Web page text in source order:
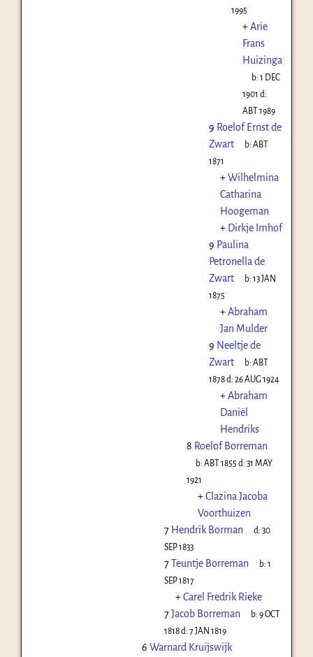
1995
+Arie
Frans
Huizinga
b:1 DEC
1901 d:
ABT 1989
9 Roelof Ernst de
Zwart
b:ABT
1871
+Wilhelmina
Catharina
Hoogeman
+ Dirkje Imhof
9 Paulina
Petronella de
Zwart
b:13 JAN
1875
+Abraham
Jan Mulder
9 Neeltje de
Zwart
b:ABT
1878d: 26 AUG 1924
+Abraham
Daniël
Hendriks
8 Roelof Borreman
b:ABT 1855 d:31 MAY
1921
+Clazina Jacoba
Voorthuizen
7 Hendrik Borman d:30
SEP 1833
7Teuntje Borreman b:1
SEP 1817
+Carel Fredrik Rieke
7Jacob Borreman b:9 OCT
1818d: 7 JAN 1819
6 Warnard Kruijswijk